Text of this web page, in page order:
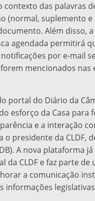
contexto das palavras
(normal, suplemento e
Além disso,
agendada permitirá
por e-mail
mencionados nas
portal do Diário da
esforço da Casa para
e a interação
o presidente da CLDF,
A nova plataforma já
da CLDF e faz parte de
a comunicação
informações